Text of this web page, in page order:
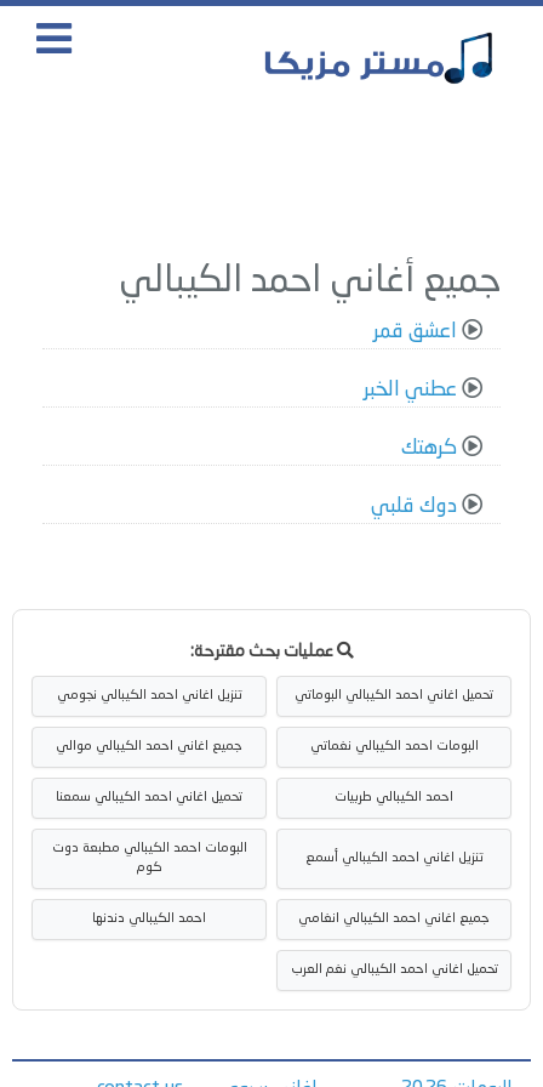
جميع أغاني احمد الكيبالي
اعشق قمر
عطني الخبر
كرهتك
دوك قلبي
عمليات بحث مقترحة:
تحميل اغاني احمد الكيبالي البوماتي تنزيل اغاني احمد الكيبالي نجومي
البومات احمد الكيبالي نغماتي جميع اغاني احمد الكيبالي موالي
احمد الكيبالي طربيات تحميل اغاني احمد الكيبالي سمعنا
تنزيل اغاني احمد الكيبالي أسمع
البومات احمد الكيبالي مطبعة دوت
كوم
جميع اغاني احمد الكيبالي انغامي احمد الكيبالي دندنها
تحميل اغاني احمد الكيبالي نغم العرب